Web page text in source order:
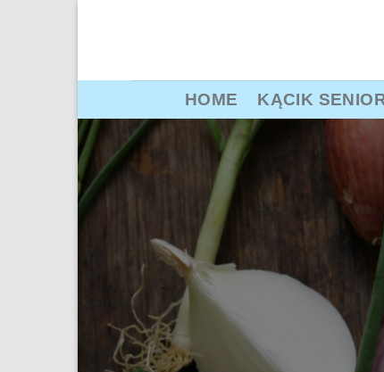
HOME KĄCIK